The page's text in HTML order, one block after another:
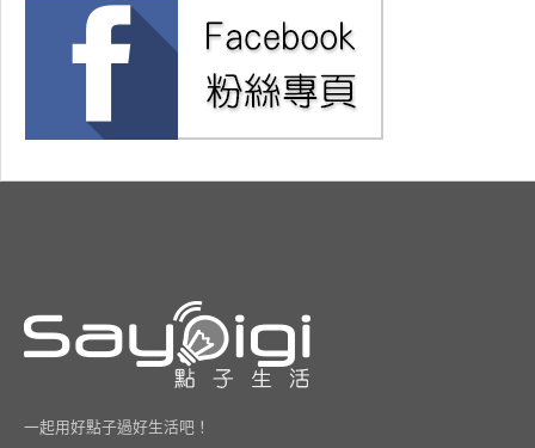
一起用好點子過好生活吧！